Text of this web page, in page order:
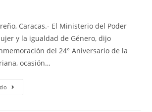
Caracas.- El Ministerio del Poder
y la igualdad de Género, dijo
del 24° Aniversario de la
ocasión…